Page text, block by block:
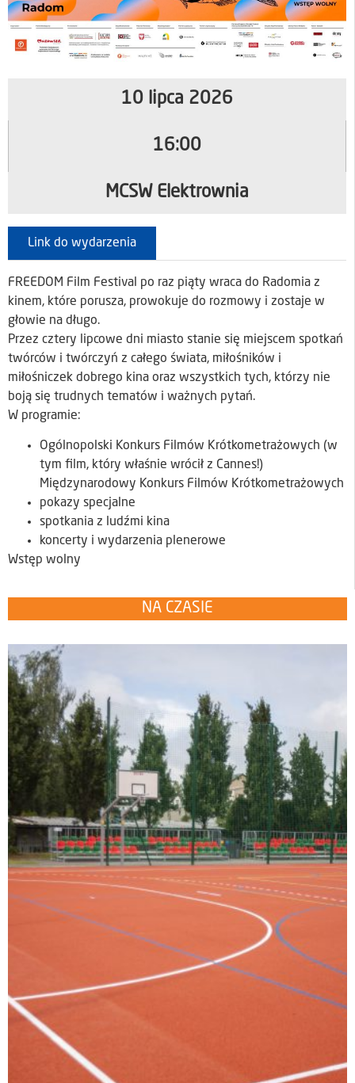
10 lipca 2026
16:00
MCSW Elektrownia
Link do wydarzenia
FREEDOM Film Festival po raz piąty wraca do Radomia z
kinem, które porusza, prowokuje do rozmowy i zostaje w
głowie na długo.
Przez cztery lipcowe dni miasto stanie się miejscem spotkań
twórców i twórczyń z całego świata, miłośników i
miłośniczek dobrego kina oraz wszystkich tych, którzy nie
boją się trudnych tematów i ważnych pytań.
W programie:
Ogólnopolski Konkurs Filmów Krótkometrażowych (w
tym film, który właśnie wrócił z Cannes!)
Międzynarodowy Konkurs Filmów Krótkometrażowych
pokazy specjalne
spotkania z ludźmi kina
koncerty i wydarzenia plenerowe
Wstęp wolny
NA CZASIE